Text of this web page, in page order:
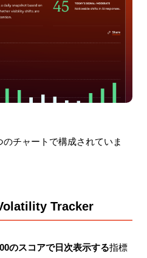
チャートで構成されていま
Tracker
のスコアで日次表示する指標